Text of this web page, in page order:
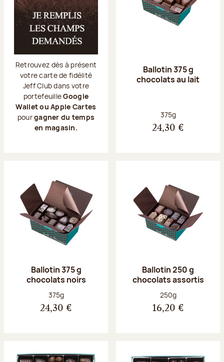
Retrouvez dès à présent
votre carte de fidélité
Jeff Club dans votre
portefeuilleGoogle
Wallet ou Apple Cartes
pourgagner du temps
en magasin.
Ballotin 375 g
chocolats au lait
Poids net :
375g
24,30 €
Ballotin 375 g
chocolats noirs
Poids net :
375g
24,30 €
Ballotin 250 g
chocolats assortis
Poids net :
250g
16,20 €